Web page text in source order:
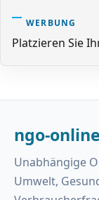
WERBUNG
Platzieren Sie
ngo-
Unabhängige
Umwelt,